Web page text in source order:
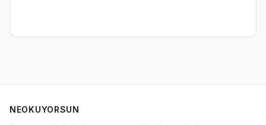
NEOKUYORSUN